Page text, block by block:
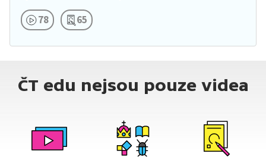
78 65
ČT edu nejsou pouze videa